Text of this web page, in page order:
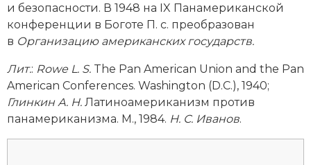
и безопасности. В 1948 на IX Панамериканской
конференции в Боготе П. с. преобразован
в Организацию американских государств.
Лит.: Rowe L. S. The Pan American Union and the Pan
American Confe­rences. Washington (D.C.), 1940;
Глинкин А. Н. Латиноамериканизм против
панамериканизма. М., 1984. Н. С. Иванов.